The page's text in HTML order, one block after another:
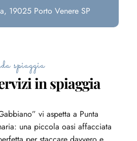
19025 Porto Venere SP
spiaggia
in spiaggia
vi aspetta a Punta
una piccola oasi affacciata